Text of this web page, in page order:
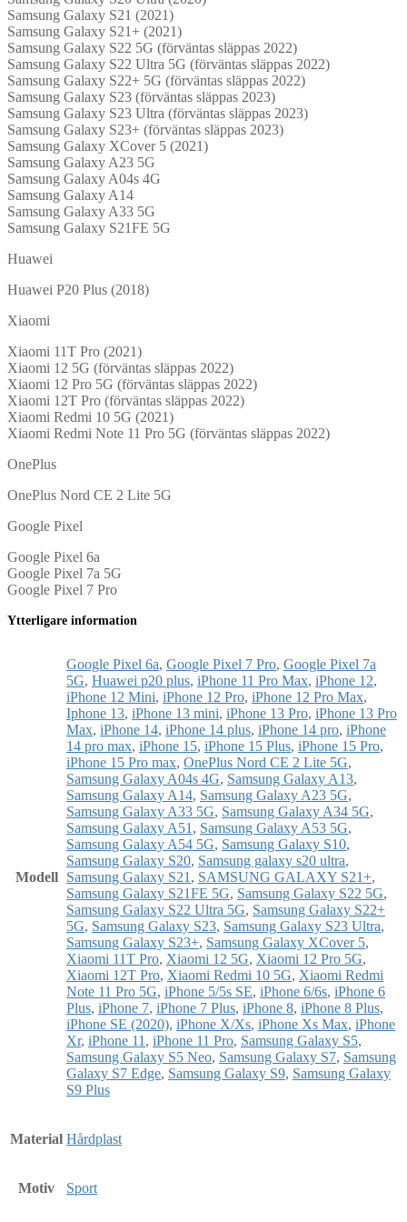
Samsung Galaxy S21 (2021)
Samsung Galaxy S21+ (2021)
Samsung Galaxy S22 5G (förväntas släppas 2022)
Samsung Galaxy S22 Ultra 5G (förväntas släppas 2022)
Samsung Galaxy S22+ 5G (förväntas släppas 2022)
Samsung Galaxy S23 (förväntas släppas 2023)
Samsung Galaxy S23 Ultra (förväntas släppas 2023)
Samsung Galaxy S23+ (förväntas släppas 2023)
Samsung Galaxy XCover 5 (2021)
Samsung Galaxy A23 5G
Samsung Galaxy A04s 4G
Samsung Galaxy A14
Samsung Galaxy A33 5G
Samsung Galaxy S21FE 5G
Huawei
Huawei P20 Plus (2018)
Xiaomi
Xiaomi 11T Pro (2021)
Xiaomi 12 5G (förväntas släppas 2022)
Xiaomi 12 Pro 5G (förväntas släppas 2022)
Xiaomi 12T Pro (förväntas släppas 2022)
Xiaomi Redmi 10 5G (2021)
Xiaomi Redmi Note 11 Pro 5G (förväntas släppas 2022)
OnePlus
OnePlus Nord CE 2 Lite 5G
Google Pixel
Google Pixel 6a
Google Pixel 7a 5G
Google Pixel 7 Pro
Ytterligare information
Modell
Google Pixel 6a, Google Pixel 7 Pro, Google Pixel 7a
5G, Huawei p20 plus, iPhone 11 Pro Max, iPhone 12,
iPhone 12 Mini, iPhone 12 Pro, iPhone 12 Pro Max,
Iphone 13, iPhone 13 mini, iPhone 13 Pro, iPhone 13 Pro
Max, iPhone 14, iPhone 14 plus, iPhone 14 pro, iPhone
14 pro max, iPhone 15, iPhone 15 Plus, iPhone 15 Pro,
iPhone 15 Pro max, OnePlus Nord CE 2 Lite 5G,
Samsung Galaxy A04s 4G, Samsung Galaxy A13,
Samsung Galaxy A14, Samsung Galaxy A23 5G,
Samsung Galaxy A33 5G, Samsung Galaxy A34 5G,
Samsung Galaxy A51 , Samsung Galaxy A53 5G,
Samsung Galaxy A54 5G, Samsung Galaxy S10,
Samsung Galaxy S20, Samsung galaxy s20 ultra,
Samsung Galaxy S21 , SAMSUNG GALAXY S21+,
Samsung Galaxy S21FE 5G, Samsung Galaxy S22 5G,
Samsung Galaxy S22 Ultra 5G, Samsung Galaxy S22+
5G, Samsung Galaxy S23, Samsung Galaxy S23 Ultra,
Samsung Galaxy S23+, Samsung Galaxy XCover 5,
Xiaomi 11T Pro, Xiaomi 12 5G, Xiaomi 12 Pro 5G,
Xiaomi 12T Pro, Xiaomi Redmi 10 5G, Xiaomi Redmi
Note 11 Pro 5G, iPhone 5/5s SE, iPhone 6/6s, iPhone 6
Plus, iPhone 7, iPhone 7 Plus, iPhone 8, iPhone 8 Plus,
iPhone SE (2020), iPhone X/Xs, iPhone Xs Max, iPhone
Xr, iPhone 11 , iPhone 11 Pro, Samsung Galaxy S5,
Samsung Galaxy S5 Neo, Samsung Galaxy S7, Samsung
Galaxy S7 Edge, Samsung Galaxy S9, Samsung Galaxy
S9 Plus
Material Hårdplast
Motiv Sport